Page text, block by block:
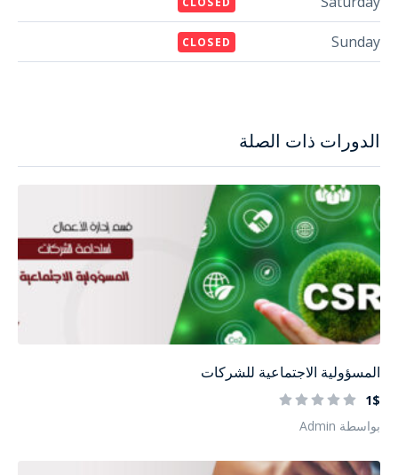
الدورات ذات الصلة
المسؤولية الاجتماعية للشركات
1$
بواسطة Admin
Sunday
CLOSED